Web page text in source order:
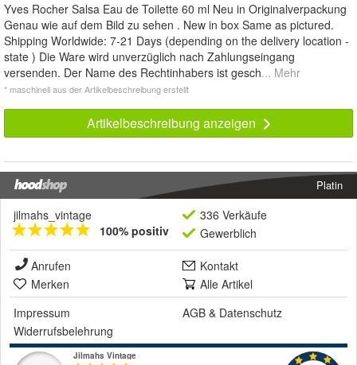
Yves Rocher Salsa Eau de Toilette 60 ml Neu in Originalverpackung
Genau wie auf dem Bild zu sehen . New in box Same as pictured.
Shipping Worldwide: 7-21 Days (depending on the delivery location -
state ) Die Ware wird unverzüglich nach Zahlungseingang
versenden. Der Name des Rechtinhabers ist gesch... Mehr
* maschinell aus der Artikelbeschreibung erstellt
Artikelbeschreibung anzeigen
Platin
jilmahs_vintage
100% positiv
336 Verkäufe
Gewerblich
Anrufen
Kontakt
Merken
Alle Artikel
Impressum
AGB & Datenschutz
Widerrufsbelehrung